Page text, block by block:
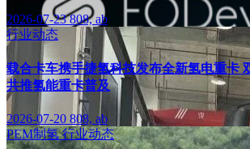
2026-07-23808, ab
行业动态
载合卡车携手捷氢科技发布全新氢电重卡
共推氢能重卡普及
2026-07-20 808, ab
PEM制氢行业动态